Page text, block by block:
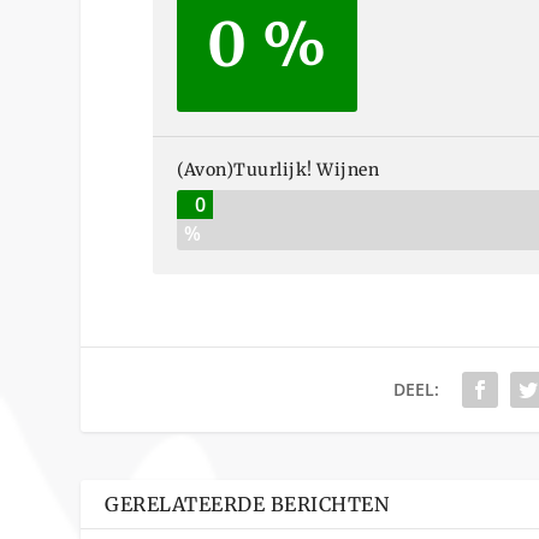
0 %
(Avon)Tuurlijk! Wijnen
0
%
DEEL:
GERELATEERDE BERICHTEN